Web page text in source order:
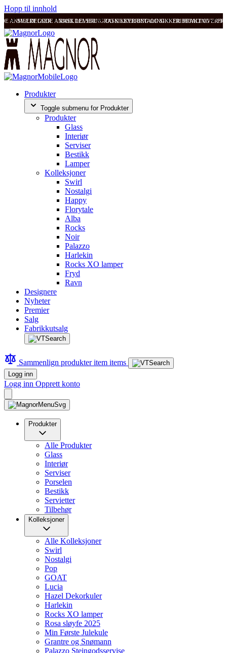
Hopp til innhold
ANMELDELSER RASK LEVERING OG SIKKER BETALING FRI FRAKT OVER
SVÆRT GODE ANMELDELSER RASK LEVERING OG SIKKER BETALING
Produkter
Toggle submenu for Produkter
Produkter
Glass
Interiør
Serviser
Bestikk
Lamper
Kolleksjoner
Swirl
Nostalgi
Happy
Florytale
Alba
Rocks
Noir
Palazzo
Harlekin
Rocks XO lamper
Fryd
Ravn
Designere
Nyheter
Premier
Salg
Fabrikkutsalg
Sammenlign produkteritem items
Logg inn
Logg inn Opprett konto
Produkter
Alle Produkter
Glass
Interiør
Serviser
Porselen
Bestikk
Servietter
Tilbehør
Kolleksjoner
Alle Kolleksjoner
Swirl
Nostalgi
Pop
GOAT
Lucia
Hazel Dekorkuler
Harlekin
Rocks XO lamper
Rosa sløyfe 2025
Min Første Julekule
Grantre og Snømann
Palazzo Steingodsservise